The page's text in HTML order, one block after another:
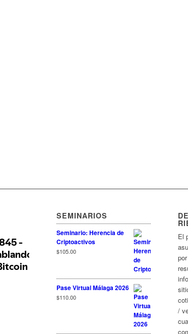
SEMINARIOS
Seminario: Herencia de
Criptoactivos
$105.00
Pase Virtual Málaga 2026
$110.00
El
/